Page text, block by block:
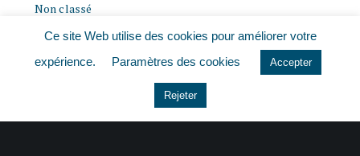
Non classé
Ce site Web utilise des cookies pour améliorer votre
expérience.
Paramètres des cookies Accepter
Rejeter